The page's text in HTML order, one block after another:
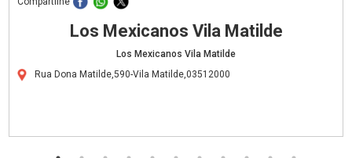
Los Mexicanos Vila Matilde
Los Mexicanos Vila Matilde
Rua Dona Matilde,590-Vila Matilde,03512000